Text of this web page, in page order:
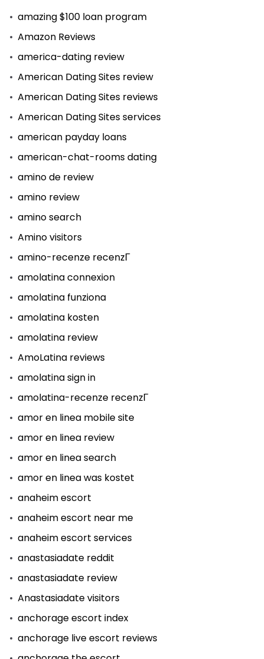
amazing $100 loan program
Amazon Reviews
america-dating review
American Dating Sites review
American Dating Sites reviews
American Dating Sites services
american payday loans
american-chat-rooms dating
amino de review
amino review
amino search
Amino visitors
amino-recenze recenzГ­
amolatina connexion
amolatina funziona
amolatina kosten
amolatina review
AmoLatina reviews
amolatina sign in
amolatina-recenze recenzГ­
amor en linea mobile site
amor en linea review
amor en linea search
amor en linea was kostet
anaheim escort
anaheim escort near me
anaheim escort services
anastasiadate reddit
anastasiadate review
Anastasiadate visitors
anchorage escort index
anchorage live escort reviews